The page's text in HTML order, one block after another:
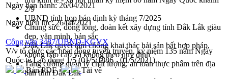
2/9
UBND tỉnh họp báo định kỳ tháng 7/2025
Chung sức, đồng lòng, đoàn kết xây dựng tỉnh Đắk Lắk giàu
đẹp, văn minh, bản sắc
Đắk Lắk quyết tâm chống khai thác hải sản bất hợp pháp,
không báo cáo và không theo quy định
Tăng cường quản lý chất lượng, an toàn thực phẩm trên địa
bàn tỉnh Đắk Lắk
Ngày ban hành:26/04/2021
Ngày hiệu lực:26/04/2021
Công văn 3487/UBND-KGVX
V/v tổ chức các hoạt động tuyên truyền, kỷ niệm 135 năm Ngày
Quốc tế Lao động 1/5 (01/5/1886 - 01/5/2021)
Bản PDF
Tải về